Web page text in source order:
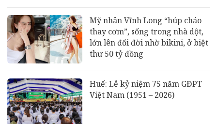
Mỹ nhân Vĩnh Long “húp cháo
thay cơm”, sống trong nhà dột,
lớn lên đổi đời nhờ bikini, ở biệt
thư 50 tỷ đồng
Huế: Lễ kỷ niệm 75 năm GĐPT
Việt Nam (1951 – 2026)